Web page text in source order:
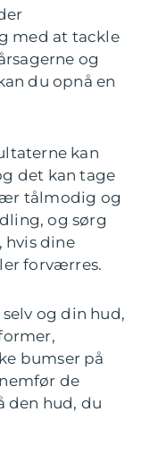
med at tackle
og
du opnå en
kan
det kan tage
tålmodig og
og sørg
hvis dine
forværres.
og din hud,
bumser på
de
den hud, du